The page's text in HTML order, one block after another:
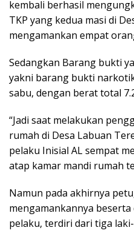
kembali berhasil
TKP yang kedua masi di
mengamankan empat
Sedangkan Barang bukti
yakni barang bukti
sabu, dengan berat total
“Jadi saat melakukan
rumah di Desa Labuan
pelaku Inisial AL sempat
atap kamar mandi rumah
Namun pada akhirnya
mengamankannya
pelaku, terdiri dari tiga